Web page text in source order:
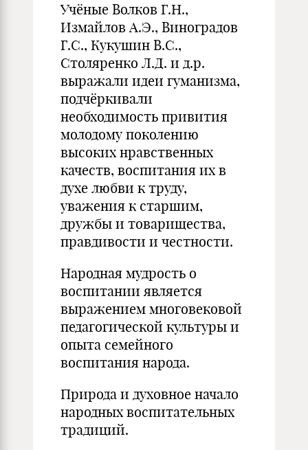
Учёные Волков Г.Н.,
Измайлов А.Э., Виноградов
Г.С., Кукушин В.С.,
Столяренко Л.Д. и д.р.
выражали идеи гуманизма,
подчёркивали
необходимость привития
молодому поколению
высоких нравственных
качеств, воспитания их в
духе любви к труду,
уважения к старшим,
дружбы и товарищества,
правдивости и честности.
Народная мудрость о
воспитании является
выражением многовековой
педагогической культуры и
опыта семейного
воспитания народа.
Природа и духовное начало
народных воспитательных
традиций.